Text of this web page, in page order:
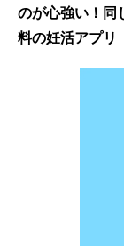
のが心強い！同
料の妊活アプリ